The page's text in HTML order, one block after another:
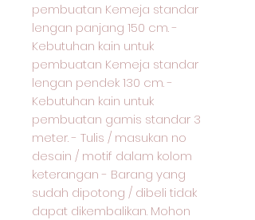
pembuatan Kemeja standar
lengan panjang 150 cm. -
Kebutuhan kain untuk
pembuatan Kemeja standar
lengan pendek 130 cm. -
Kebutuhan kain untuk
pembuatan gamis standar 3
meter. - Tulis / masukan no
desain / motif dalam kolom
keterangan - Barang yang
sudah dipotong / dibeli tidak
dapat dikembalikan. Mohon